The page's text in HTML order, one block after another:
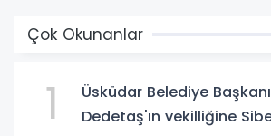
Çok Okunanlar
1
Üsküdar Belediye
Dedetaş'ın vekilliğine